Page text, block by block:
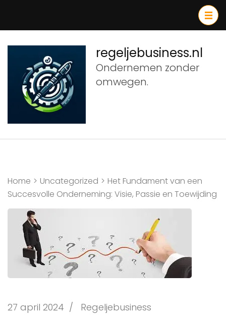
inhoud
(druk
Enter)
regeljebusiness.nl
Ondernemen zonder
omwegen.
Home > Uncategorized > Het Fundament van een
Succesvolle Onderneming: Visie, Passie en Toewijding
27 april 2024 / Regeljebusiness